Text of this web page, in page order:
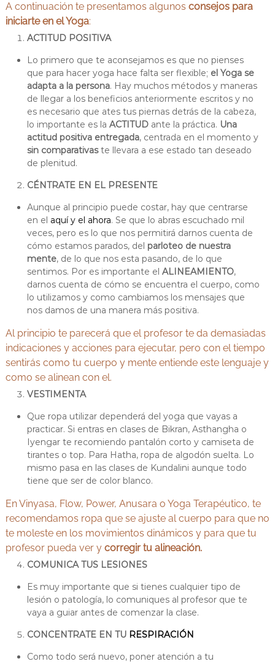
A continuación te presentamos algunos consejos para
iniciarte en el Yoga:
ACTITUD POSITIVA
Lo primero que te aconsejamos es que no pienses
que para hacer yoga hace falta ser flexible; el Yoga se
adapta a la persona. Hay muchos métodos y maneras
de llegar a los beneficios anteriormente escritos y no
es necesario que ates tus piernas detrás de la cabeza,
lo importante es la ACTITUDante la práctica. Una
actitud positiva entregada, centrada en el momento y
sin comparativaste llevara a ese estado tan deseado
de plenitud.
CÉNTRATE EN EL PRESENTE
Aunque al principio puede costar, hay que centrarse
en el aquí y el ahora. Se que lo abras escuchado mil
veces, pero es lo que nos permitirá darnos cuenta de
cómo estamos parados, del parloteo de nuestra
mente, de lo que nos esta pasando, de lo que
sentimos. Por es importante el ALINEAMIENTO,
darnos cuenta de cómo se encuentra el cuerpo, como
lo utilizamos y como cambiamos los mensajes que
nos damos de una manera más positiva.
Al principio te parecerá que el profesor te da demasiadas
indicaciones y acciones para ejecutar, pero con el tiempo
sentirás como tu cuerpo y mente entiende este lenguaje y
como se alinean con el.
VESTIMENTA
Que ropa utilizar dependerá del yoga que vayas a
practicar. Si entras en clases de Bikran, Asthangha o
Iyengar te recomiendo pantalón corto y camiseta de
tirantes o top. Para Hatha, ropa de algodón suelta. Lo
mismo pasa en las clases de Kundalini aunque todo
tiene que ser de color blanco.
En Vinyasa, Flow, Power, Anusara o Yoga Terapéutico, te
recomendamos ropa que se ajuste al cuerpo para que no
te moleste en los movimientos dinámicos y para que tu
profesor pueda ver y corregir tu alineación.
COMUNICA TUS LESIONES
Es muy importante que si tienes cualquier tipo de
lesión o patología, lo comuniques al profesor que te
vaya a guiar antes de comenzar la clase.
CONCENTRATE EN TU RESPIRACIÓN
Como todo será nuevo, poner atención a tu